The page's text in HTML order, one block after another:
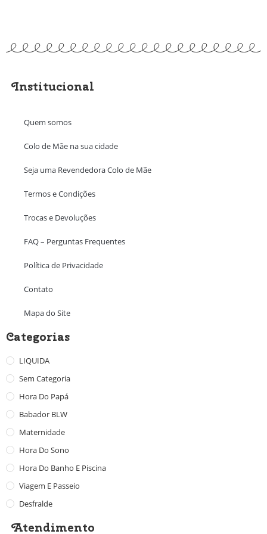
Institucional
Quem somos
Colo de Mãe na sua cidade
Seja uma Revendedora Colo de Mãe
Termos e Condições
Trocas e Devoluções
FAQ – Perguntas Frequentes
Política de Privacidade
Contato
Mapa do Site
Categorias
LIQUIDA
Sem Categoria
Hora Do Papá
Babador BLW
Maternidade
Hora Do Sono
Hora Do Banho E Piscina
Viagem E Passeio
Desfralde
Atendimento